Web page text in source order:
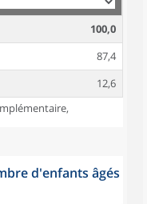
100,0
87,4
12,6
d'enfants âgés